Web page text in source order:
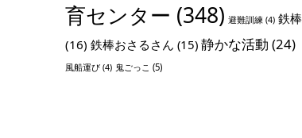
育センター (348) 避難訓練 (4) 鉄棒
(16) 鉄棒おさるさん (15) 静かな活動 (24)
風船運び (4) 鬼ごっこ (5)